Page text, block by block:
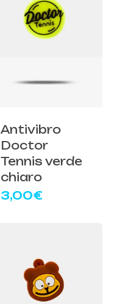
Antivibro
Doctor
Tennis verde
chiaro
3,00€